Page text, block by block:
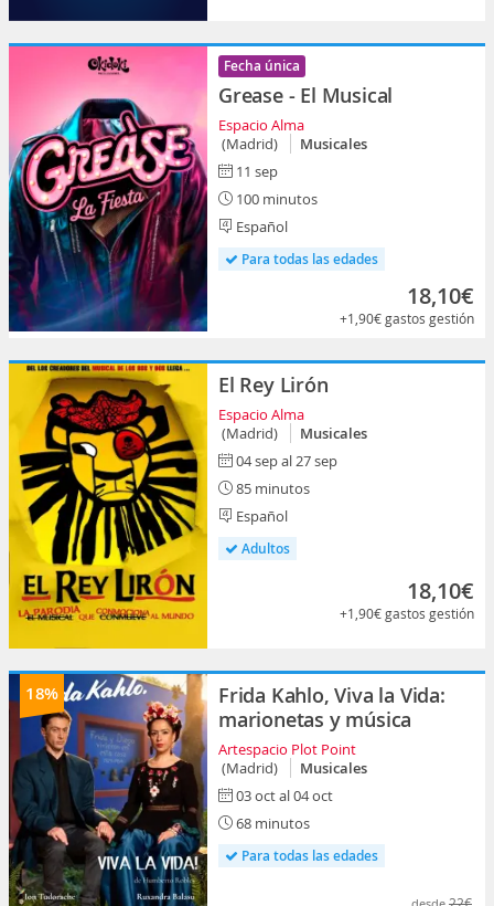
Fecha única
Grease - El Musical
Espacio Alma
(Madrid)
Musicales
11 sep
100 minutos
Español
Para todas las edades
18,10€
+1,90€gastos gestión
El Rey Lirón
Espacio Alma
(Madrid)
Musicales
04 sep al 27 sep
85 minutos
Español
Adultos
18,10€
+1,90€gastos gestión
18%
Frida Kahlo, Viva la Vida:
marionetas y música
Artespacio Plot Point
(Madrid)
Musicales
03 oct al 04 oct
68 minutos
Para todas las edades
22€